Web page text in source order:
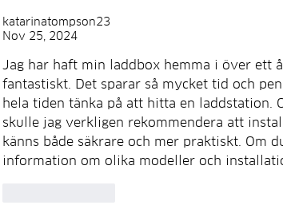
katarinatompson23
Nov 25, 2024
Jag har haft min laddbox hemma i över ett
fantastiskt. Det sparar så mycket tid och
hela tiden tänka på att hitta en laddstation.
skulle jag verkligen rekommendera att
känns både säkrare och mer praktiskt. Om
information om olika modeller och